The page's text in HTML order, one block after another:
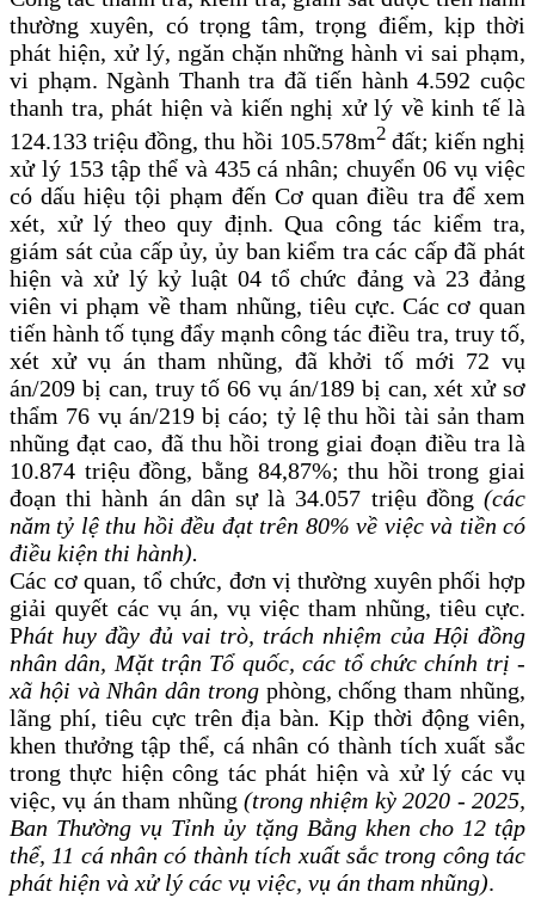
thường xuyên, có trọng tâm, trọng điểm, kịp thời
phát hiện, xử lý, ngăn chặn những hành visai phạm,
vi phạm. Ngành Thanh tra đã tiến hành 4.592 cuộc
thanh tra, phát hiện và kiến nghị xử lý về kinh tế là
124.133 triệu đồng, thu hồi 105.578m2 đất; kiến nghị
xử lý 153 tập thể và 435 cá nhân;chuyển 06 vụ việc
có dấu hiệu tội phạm đến Cơ quan điều tra để xem
xét, xử lý theo quy định. Qua công tác kiểm tra,
giám sát của cấp ủy, ủy ban kiểm tra các cấp đã phát
hiện và xử lý kỷ luật 04 tổ chức đảng và 23 đảng
viên vi phạm về tham nhũng, tiêu cực. Các cơ quan
tiến hành tố tụng đẩy mạnhcông tácđiều tra, truy tố,
xét xử vụ án tham nhũng, đãkhởi tố mới 72 vụ
án/209 bị can, truy tố 66 vụ án/189 bị can, xét xử sơ
thẩm 76 vụ án/219 bị cáo; tỷ lệ thu hồi tài sản tham
nhũng đạt cao, đã thu hồi trong giai đoạn điều tra là
10.874 triệu đồng, bằng 84,87%; thu hồi trong giai
đoạn thi hành án dân sự là 34.057 triệu đồng (các
năm tỷ lệ thu hồi đều đạt trên 80% về việc và tiền có
điều kiện thi hành).
Các cơ quan,tổ chức, đơn vị thường xuyên phối hợp
giải quyết các vụ án, vụ việc tham nhũng, tiêu cực.
Phát huy đầy đủ vai trò, trách nhiệm của Hội đồng
nhân dân, Mặt trận Tổ quốc, các tổ chức chính trị -
xã hội và Nhân dân trong phòng, chống tham nhũng,
lãng phí, tiêu cực trên địa bàn.Kịp thời động viên,
khen thưởng tập thể, cá nhân có thành tích xuất sắc
trong thực hiệncông tác phát hiện và xử lý các vụ
việc,vụ án tham nhũng(trong nhiệm kỳ 2020 - 2025,
Ban Thường vụ Tỉnh ủy tặng Bằng khen cho 12 tập
thể, 11 cá nhân có thành tích xuất sắc trong công tác
phát hiện và xử lý các vụ việc, vụ án tham nhũng).